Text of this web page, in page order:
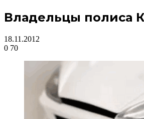
Владельцы полиса
18.11.2012
0 70